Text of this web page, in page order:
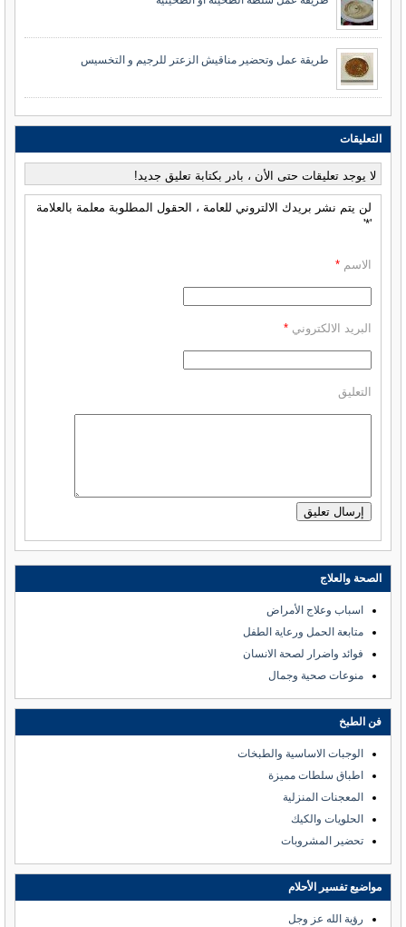
طريقة عمل وتحضير مناقيش الزعتر للرجيم و التخسيس
التعليقات
لا يوجد تعليقات حتى الأن ، بادر بكتابة تعليق جديد!
لن يتم نشر بريدك الالتروني للعامة ، الحقول المطلوبة معلمة بالعلامة
'*'
الاسم *
البريد الالكتروني *
التعليق
الصحة والعلاج
اسباب وعلاج الأمراض
متابعة الحمل ورعاية الطفل
فوائد واضرار لصحة الانسان
منوعات صحية وجمال
فن الطبخ
الوجبات الاساسية والطبخات
اطباق سلطات مميزة
المعجنات المنزلية
الحلويات والكيك
تحضير المشروبات
مواضيع تفسير الأحلام
رؤية الله عز وجل